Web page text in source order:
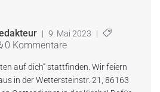
| 9. Mai 2023 |
0 Kommentare
auf dich“ stattfinden. Wir feiern
in der Wettersteinstr. 21, 86163